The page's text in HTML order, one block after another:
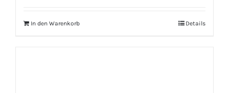
In den Warenkorb Details